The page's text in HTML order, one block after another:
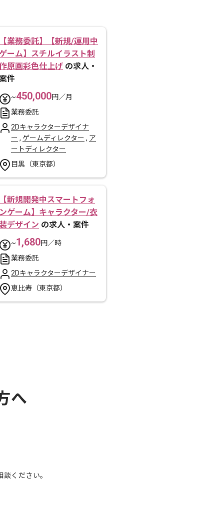
【業務委託】【新規/運用中
ゲーム】スチルイラスト制
原画彩色仕上げ の求人・
件
~450,000円／月
業務委託
2Dキャラクターデザイナ
ー , ゲームディレクター , ア
ートディレクター
目黒（東京都）
【新規開発中スマートフォ
ンゲーム】キャラクター/衣
デザイン の求人・案件
~1,680円／時
業務委託
2Dキャラクターデザイナー
恵比寿（東京都）
へ
ください。